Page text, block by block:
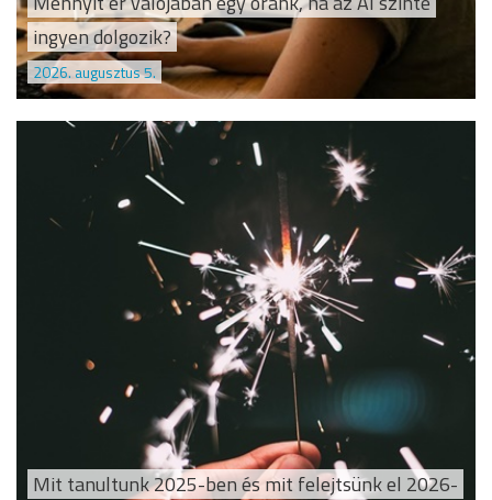
ingyen dolgozik?
2026. augusztus 5.
Mit tanultunk 2025-ben és mit felejtsünk el 2026-